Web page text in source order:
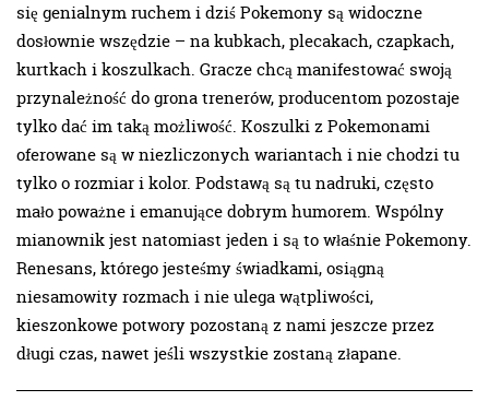
się genialnym ruchem i dziś Pokemony są widoczne
dosłownie wszędzie – na kubkach, plecakach, czapkach,
kurtkach i koszulkach. Gracze chcą manifestować swoją
przynależność do grona trenerów, producentom pozostaje
tylko dać im taką możliwość. Koszulki z Pokemonami
oferowane są w niezliczonych wariantach i nie chodzi tu
tylko o rozmiar i kolor. Podstawą są tu nadruki, często
mało poważne i emanujące dobrym humorem. Wspólny
mianownik jest natomiast jeden i są to właśnie Pokemony.
Renesans, którego jesteśmy świadkami, osiągną
niesamowity rozmach i nie ulega wątpliwości,
kieszonkowe potwory pozostaną z nami jeszcze przez
długi czas, nawet jeśli wszystkie zostaną złapane.